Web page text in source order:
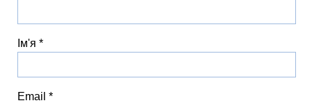
Ім'я *
Email *